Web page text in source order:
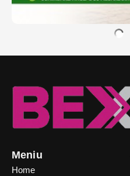
Meniu
Home